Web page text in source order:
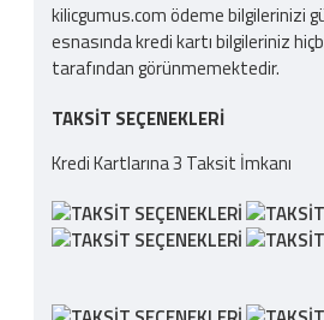
kilicgumus.com ödeme bilgilerinizi
esnasında kredi kartı bilgileriniz
tarafından görünmemektedir.
TAKSIT SEÇENEKLERI
Kredi Kartlarına 3 Taksit İmkanı